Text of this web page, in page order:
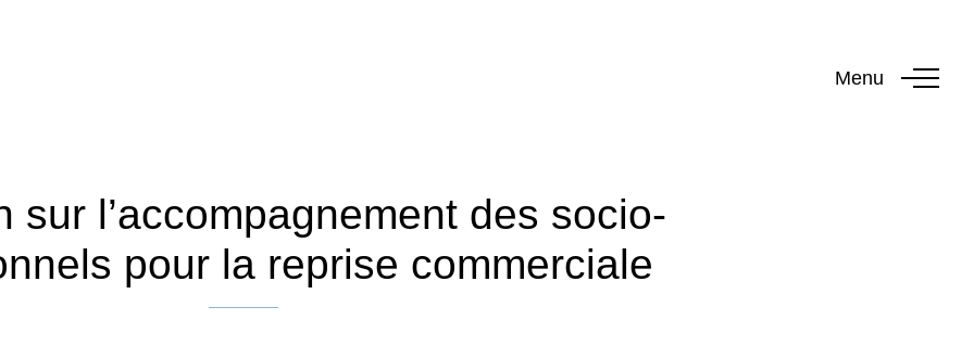
Menu
sur l’accompagnement des socio-
pour la reprise commerciale